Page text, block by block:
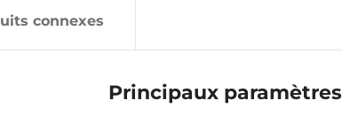
connexes
Principaux paramètres